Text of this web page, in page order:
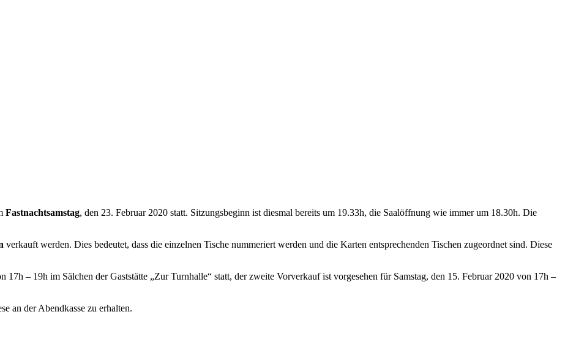
Fastnachtsamstag, den 23. Februar 2020 statt. Sitzungsbeginn ist diesmal bereits um 19.33h, die Saalöffnung wie immer um 18.30h. Die
verkauft werden. Dies bedeutet, dass die einzelnen Tische nummeriert werden und die Karten entsprechenden Tischen zugeordnet sind. Diese
17h – 19h im Sälchen der Gaststätte „Zur Turnhalle“ statt, der zweite Vorverkauf ist vorgesehen für Samstag, den 15. Februar 2020 von 17h –
an der Abendkasse zu erhalten.